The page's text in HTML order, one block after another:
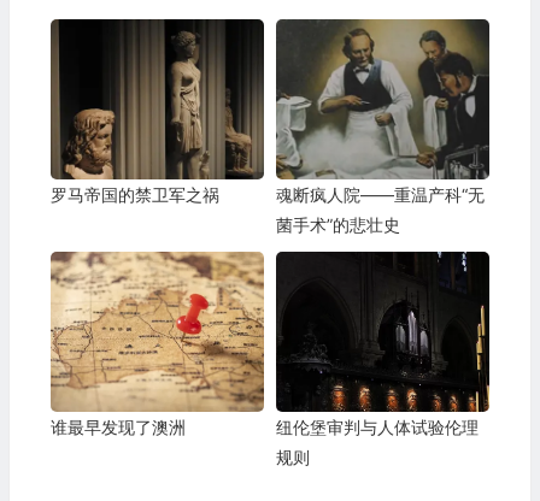
罗马帝国的禁卫军之祸
魂断疯人院——重温产科“无
菌手术”的悲壮史
谁最早发现了澳洲
纽伦堡审判与人体试验伦理
规则